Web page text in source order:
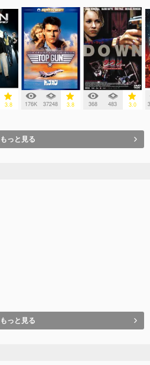
3.8 176K 37248 3.8 368 483 3.0
もっと見る
もっと見る